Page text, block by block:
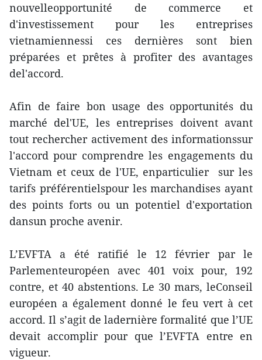
nouvelleopportunité de commerce et
d'investissement pour les entreprises
vietnamiennessi ces dernières sont bien
préparées et prêtes à profiter des avantages
del'accord.
Afin de faire bon usage des opportunités du
marché del'UE, les entreprises doivent avant
tout rechercher activement des informationssur
l'accord pour comprendre les engagements du
Vietnam et ceux de l'UE, enparticulier sur les
tarifs préférentielspour les marchandises ayant
des points forts ou un potentiel d'exportation
dansun proche avenir.
L’EVFTA a été ratifié le 12 février par le
Parlementeuropéen avec 401 voix pour, 192
contre, et 40 abstentions. Le 30 mars, leConseil
européen a également donné le feu vert à cet
accord. Il s’agit de ladernière formalité que l’UE
devait accomplir pour que l’EVFTA entre en
vigueur.